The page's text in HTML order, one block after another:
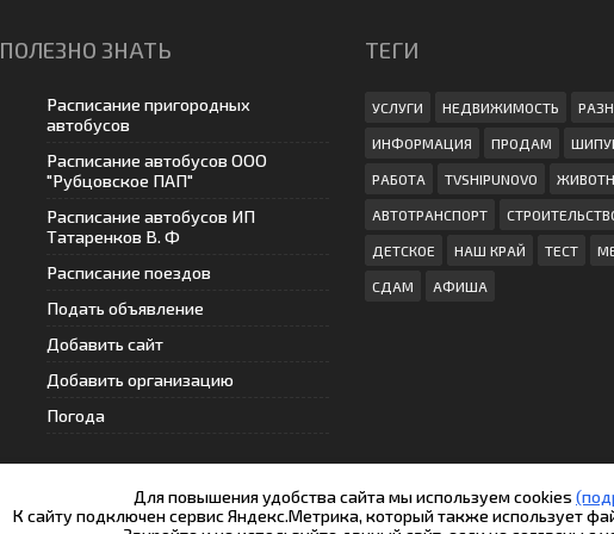
ПОЛЕЗНО ЗНАТЬ
Расписание пригородных
автобусов
Расписание автобусов ООО
"Рубцовское ПАП"
Расписание автобусов ИП
Татаренков В. Ф
Расписание поездов
Подать объявление
Добавить сайт
Добавить организацию
Погода
ТЕГИ
УСЛУГИ НЕДВИЖИМОСТЬ
ИНФОРМАЦИЯ ПРОДАМ
РАБОТА TVSHIPUNOVO
АВТОТРАНСПОРТ
ДЕТСКОЕ НАШ КРАЙ ТЕСТ
СДАМ АФИША
Для повышения удобства сайта мы используем cookies
К сайту подключен сервис Яндекс.Метрика, который также использует